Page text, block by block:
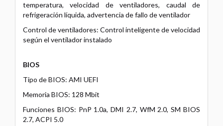
temperatura, velocidad de ventiladores, caudal de
refrigeración líquida, advertencia de fallo de ventilador
Control de ventiladores: Control inteligente de velocidad
según el ventilador instalado
BIOS
Tipo de BIOS: AMI UEFI
Memoria BIOS: 128 Mbit
Funciones BIOS: PnP 1.0a, DMI 2.7, WfM 2.0, SM BIOS
2.7, ACPI 5.0